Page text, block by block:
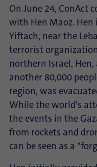
On June 24, ConAct
with Hen Maoz. Hen
Yiftach, near the
terrorist
northern Israel,
another 80,000
region, was
While the world's
the events in the
from rockets and
can be seen as a